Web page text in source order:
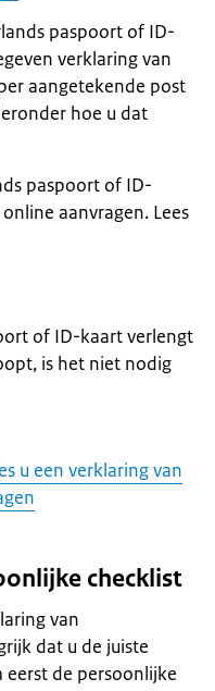
paspoort of ID-
verklaring van
aangetekende post
hoe u dat
paspoort of ID-
aanvragen. Lees
of ID-kaart verlengt
is het niet nodig
u een verklaring van
checklist
van
dat u de juiste
de persoonlijke